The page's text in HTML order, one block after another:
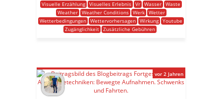
Visuelle Erzählung Visuelles Erlebnis Vr Wasser Waste
Weather
Weather Conditions Werk
Wetter
Wetterbedingungen Wettervorhersagen Wirkung Youtube
Zugänglichkeit
Zusätzliche Gebühren
vor 2 Jahren